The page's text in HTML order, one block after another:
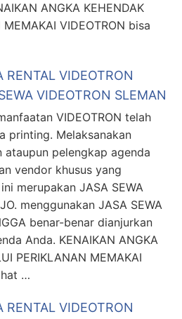
ANGKA KEHENDAK
VIDEOTRON bisa
RENTAL VIDEOTRON
VIDEOTRON SLEMAN
VIDEOTRON telah
printing. Melaksanakan
pelengkap agenda
vendor khusus yang
merupakan JASA SEWA
menggunakan JASA SEWA
benar-benar dianjurkan
Anda. KENAIKAN ANGKA
PERIKLANAN MEMAKAI
…
RENTAL VIDEOTRON